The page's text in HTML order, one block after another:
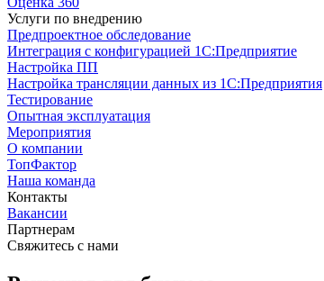
Услуги по внедрению
Предпроектное обследование
Интеграция с конфигурацией 1С:Предприятие
Настройка ПП
Настройка трансляции данных из 1С:Предприятия
Тестирование
Опытная эксплуатация
Мероприятия
О компании
ТопФактор
Наша команда
Контакты
Вакансии
Партнерам
Свяжитесь с нами